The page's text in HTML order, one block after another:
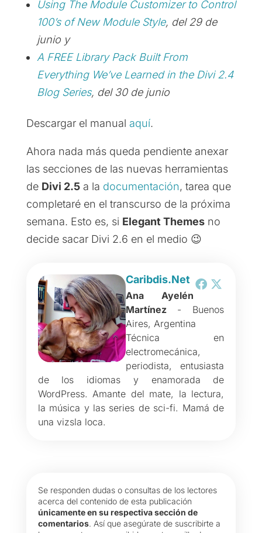
Using The Module Customizer to Control
100’s of New Module Style, del 29 de
junio y
A FREE Library Pack Built From
Everything We’ve Learned in the Divi 2.4
Blog Series, del 30 de junio
Descargar el manual aquí.
Ahora nada más queda pendiente anexar
las secciones de las nuevas herramientas
de Divi 2.5a la documentación, tarea que
completaré en el transcurso de la próxima
semana. Esto es, si Elegant Themesno
decide sacar Divi 2.6 en el medio 😉
Caribdis.Net
Ana Ayelén
Martínez- Buenos
Aires, Argentina
Técnica en
electromecánica,
periodista, entusiasta
de los idiomas y enamorada de
WordPress. Amante del mate, la lectura,
la música y las series de sci-fi. Mamá de
una vizsla loca.
Se responden dudas o consultas de los lectores
acerca del contenido de esta publicación
únicamente en su respectiva sección de
comentarios. Así que asegúrate de suscribirte a